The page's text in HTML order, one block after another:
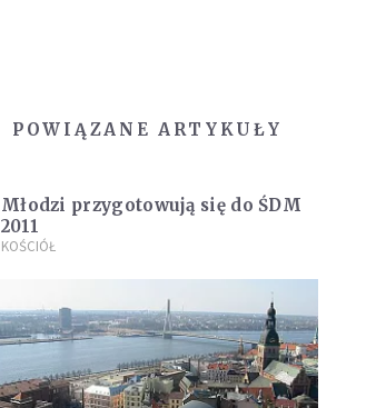
POWIĄZANE ARTYKUŁY
Młodzi przygotowują się do ŚDM
2011
KOŚCIÓŁ